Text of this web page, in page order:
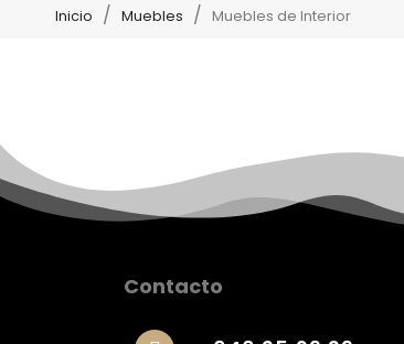
Inicio Muebles Muebles de Interior
Contacto